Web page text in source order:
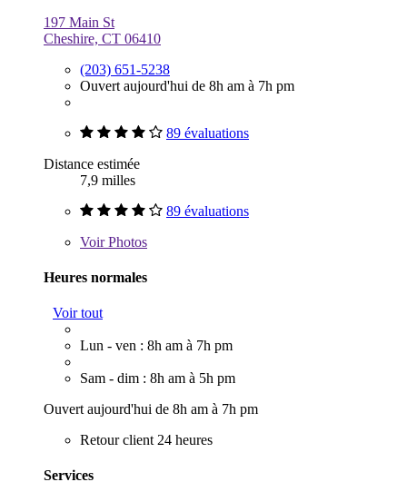
197 Main St
Cheshire, CT 06410
(203) 651-5238
Ouvert aujourd'hui de 8h am à 7h pm
89 évaluations
Distance estimée
7,9 milles
89 évaluations
VoirPhotos
Heures normales
Voir tout
Lun - ven : 8h am à 7h pm
Sam - dim : 8h am à 5h pm
Ouvert aujourd'hui de 8h am à 7h pm
Retour client 24 heures
Services